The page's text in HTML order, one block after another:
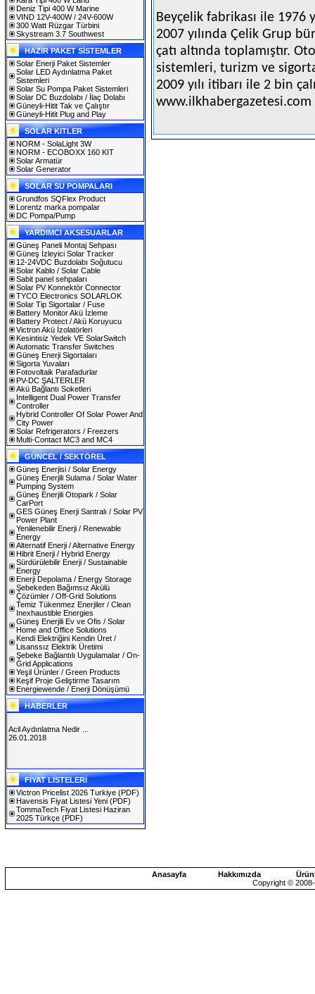
Deniz Tipi 400 W Marine
VIND 12V-400W / 24V-600W
300 Watt Rüzgar Türbini
Skystream 3.7 Southwest
HAZIR PAKET SİSTEMLER
Solar Enerji Paket Sistemler
Solar LED Aydınlatma Paket
Sistemleri
Solar Su Pompa Paket Sistemleri
Solar DC Buzdolabı / İlaç Dolabı
Güneyli-Hitit Tak ve Çalıştır
Güneyli-Hitit Plug and Play
SOLAR KITLER
NORM - SolaLight 3W
NORM - ECOBOXX 160 KIT
Solar Armatür
Solar Generator
SOLAR SU POMPALARI
Grundfos SQFlex Product
Lorentz marka pompalar
DC Pompa/Pump
YARDIMCI AKSESUARLAR
Güneş Paneli Montaj Sehpası
Güneş İzleyici Solar Tracker
12-24VDC Buzdolabı Soğutucu
Solar Kablo / Solar Cable
Sabit panel sehpaları
Solar PV Konnektör Connector
TYCO Electronics SOLARLOK
Solar Tip Sigortalar / Fuse
Battery Monitor Akü İzleme
Battery Protect / Akü Koruyucu
Victron Akü İzolatörleri
Kesintisiz Yedek VE SolarSwitch
Automatic Transfer Switches
Güneş Enerji Sigortaları
Sigorta Yuvaları
Fotovoltaik Parafadurlar
PV-DC ŞALTERLER
Akü Bağlantı Soketleri
Intelligent Dual Power Transfer
Controller
Hybrid Controller Of Solar Power And
City Power
Solar Refrigerators / Freezers
Multi-Contact MC3 and MC4
GÜNCEL / SEKTÖREL
Güneş Enerjisi / Solar Energy
Güneş Enerjili Sulama / Solar Water
Pumping System
Güneş Enerjili Otopark / Solar
CarPort
GES Güneş Enerji Santralı / Solar PV
Power Plant
Yenilenebilir Enerji / Renewable
Energy
Alternatif Enerji / Alternative Energy
Hibrit Enerji / Hybrid Energy
Sürdürülebilir Enerji / Sustainable
Energy
Enerji Depolama / Energy Storage
Şebekeden Bağımsız Akülü
Çözümler / Off-Grid Solutions
Temiz Tükenmez Enerjiler / Clean
Inexhaustible Energies
Güneş Enerjili Ev ve Ofis / Solar
Home and Office Solutions
Kendi Elektriğini Kendin Üret /
Lisanssız Elektrik Üretimi
Şebeke Bağlantılı Uygulamalar / On-
Grid Applications
Yeşil Ürünler / Green Products
Keşif Proje Geliştirme Tasarım
Energiewende / Enerji Dönüşümü
HABERLER
SOLAREX ISTANBUL 2019
30.01.2019
Acil Aydınlatma Nedir ...
26.01.2018
FİYAT LİSTELERİ
Victron Pricelist 2026 Turkiye (PDF)
Havensis Fiyat Listesi Yeni (PDF)
TommaTech Fiyat Listesi Haziran
2025 Türkçe (PDF)
Beyçelik fabrikası ile 1976
2007 yılında Çelik Grup
çatı altında toplamıştır.
sistemleri, turizm ve
2009 yılı itibarı ile 2 bin
Anasayfa Hakkımızda
Copyright ©